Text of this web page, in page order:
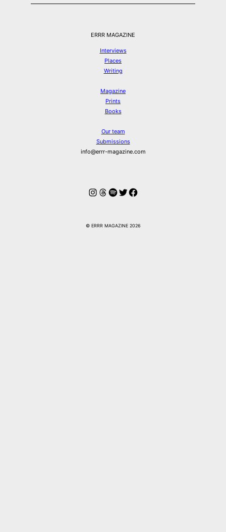
ERRR MAGAZINE
Interviews
Places
Writing
Magazine
Prints
Books
Our team
Submissions
info@errr-magazine.com
Instagram
Threads
Spotify
Twitter
Facebook
© ERRR MAGAZINE 2026